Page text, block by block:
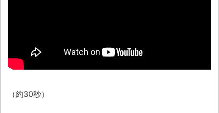
週間少年ジャンプのグッズ(43億円分)を注
文してキャンセルした32歳女が逮捕
「題名のない音楽会」ゲーム音楽批判から
（約30秒）